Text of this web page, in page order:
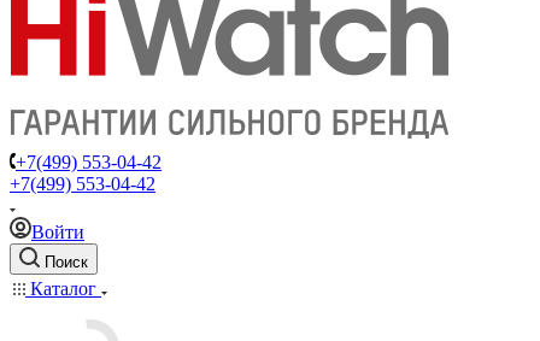
+7(499) 553-04-42
+7(499) 553-04-42
Войти
Поиск
Каталог